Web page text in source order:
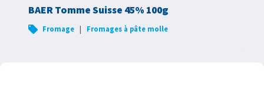
BAER Tomme Suisse 45% 100g
Fromage | Fromages à pâte molle